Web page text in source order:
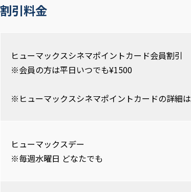
割引料金
ヒューマックスシネマポイントカード会員割引
※会員の方は平日いつでも¥1500
※ヒューマックスシネマポイントカードの詳細は
ヒューマックスデー
※毎週水曜日 どなたでも